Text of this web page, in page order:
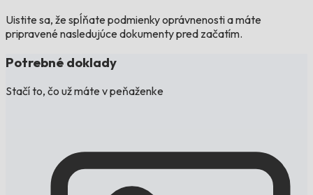
Uistite sa, že spĺňate podmienky oprávnenosti a máte
pripravené nasledujúce dokumenty pred začatím.
Potrebné doklady
Stačí to, čo už máte v peňaženke